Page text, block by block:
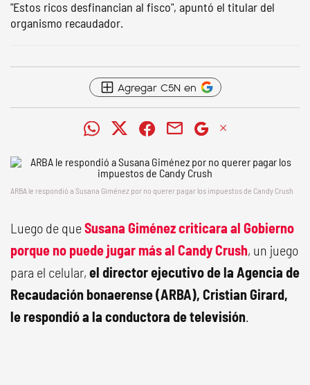
"Estos ricos desfinancian al fisco", apuntó el titular del
organismo recaudador.
Agregar C5N en
ARBA le respondió a Susana Giménez por no querer pagar los impuestos de Candy Crush
Luego de queSusana Giménez criticara al Gobierno
porque no puede jugar más al Candy Crush, un juego
para el celular, el director ejecutivo de la Agencia de
Recaudación bonaerense (ARBA), Cristian Girard,
le respondió a la conductora de televisión.